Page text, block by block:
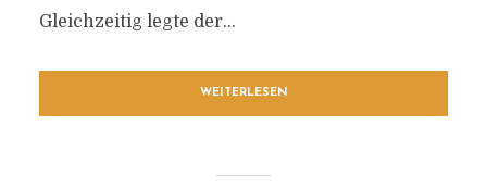
Gleichzeitig legte der...
WEITERLESEN